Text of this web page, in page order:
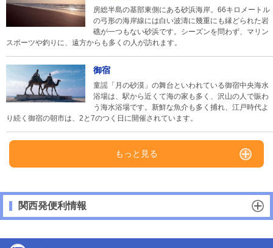
房総半島の基部東側にある砂浜海岸。66キロメートル
の弓形の海岸線には白い波濤に幾重にも縁どられた岩
礁が一つもない砂浜です。シーズンを問わず、マリン
スポーツや釣りに、遠方からも多くの人が訪れます。
御宿
童謡「月の砂漠」の舞台といわれている御宿中央海水
浴場は、駅から近くて海の家も多く、沢山の人で賑わ
う海水浴場です。新鮮な魚介も多く捕れ、江戸時代よ
り続く御宿の朝市は、2と7のつく日に開催されています。
もっと見る
関西発便利情報